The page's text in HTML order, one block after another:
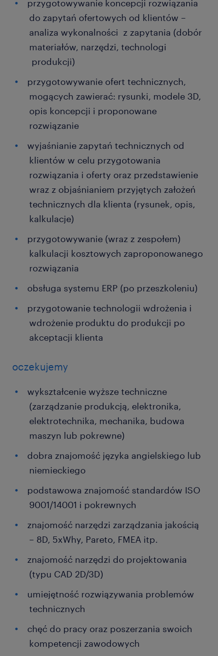
przygotowywanie koncepcji rozwiązania
do zapytań ofertowych od klientów –
analiza wykonalności z zapytania (dobór
materiałów, narzędzi, technologi
produkcji)
przygotowywanie ofert technicznych,
mogących zawierać: rysunki, modele 3D,
opis koncepcji i proponowane
rozwiązanie
wyjaśnianie zapytań technicznych od
klientów w celu przygotowania
rozwiązania i oferty oraz przedstawienie
wraz z objaśnianiem przyjętych założeń
technicznych dla klienta (rysunek, opis,
kalkulacje)
przygotowywanie (wraz z zespołem)
kalkulacji kosztowych zaproponowanego
rozwiązania
obsługa systemu ERP (po przeszkoleniu)
przygotowanie technologii wdrożenia i
wdrożenie produktu do produkcji po
akceptacji klienta
oczekujemy
wykształcenie wyższe techniczne
(zarządzanie produkcją, elektronika,
elektrotechnika, mechanika, budowa
maszyn lub pokrewne)
dobra znajomość języka angielskiego lub
niemieckiego
podstawowa znajomość standardów ISO
9001/14001 i pokrewnych
znajomość narzędzi zarządzania jakością
– 8D, 5xWhy, Pareto, FMEA itp.
znajomość narzędzi do projektowania
(typu CAD 2D/3D)
umiejętność rozwiązywania problemów
technicznych
chęć do pracy oraz poszerzania swoich
kompetencji zawodowych